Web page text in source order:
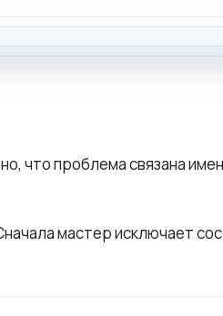
что проблема связана
мастер исключает